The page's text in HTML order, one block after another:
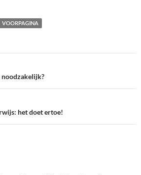
VOORPAGINA
noodzakelijk?
het doet ertoe!